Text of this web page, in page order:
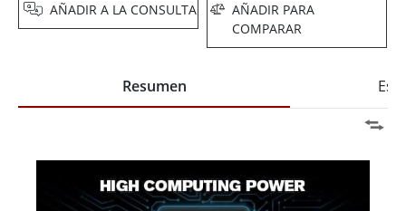
AÑADIR A LA CONSULTA
AÑADIR PARA
COMPARAR
Resumen